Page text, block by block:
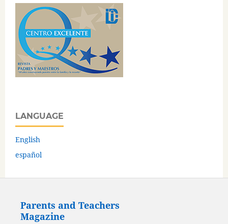
LANGUAGE
English
español
Parents and Teachers
Magazine